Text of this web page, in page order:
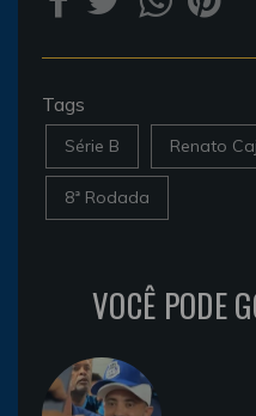
Tags
Série B Renato
8ª Rodada
VOCÊ PODE